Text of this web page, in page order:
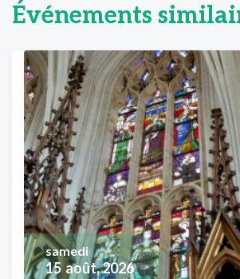
Événements
15 août, 2026
samedi